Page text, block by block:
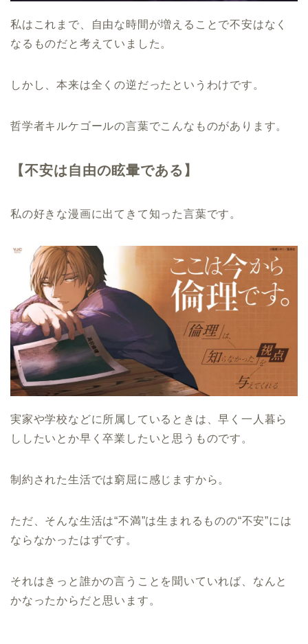
私はこれまで、自由な時間が増えることで不安はなく
なるものだと考えていました。
しかし、本来は全くの逆だったというわけです。
哲学者キルケゴールの言葉でこんなものがあります。
【不安は自由の眩暈である】
私の好きな漫画に出てきて知った言葉です。
実家や学校などに所属しているときは、早く一人暮ら
ししたいとか早く卒業したいと思うものです。
制約された生活では窮屈に感じますから。
ただ、そんな生活は“不満”は生まれるものの“不安”には
ならなかったはずです。
それはきっと誰かの言うことを聞いていれば、なんと
かなったからだと思います。